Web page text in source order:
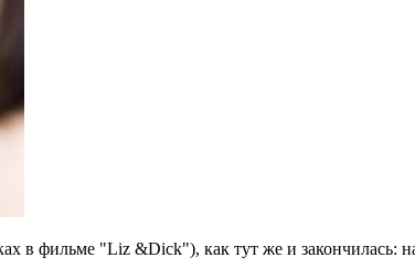
в фильме "Liz &Dick"), как тут же и закончилась: